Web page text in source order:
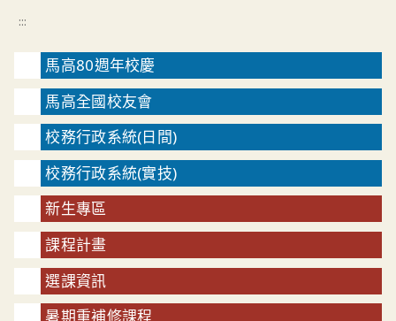
:::
馬高80週年校慶
馬高全國校友會
校務行政系統(日間)
校務行政系統(實技)
新生專區
課程計畫
選課資訊
暑期重補修課程